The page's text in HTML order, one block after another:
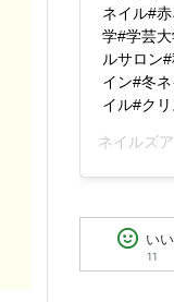
ネイル#
学#学芸
ルサロン
イン#冬
イル#ク
ネイルズ
い
11